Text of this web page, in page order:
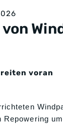
voran
Repowering